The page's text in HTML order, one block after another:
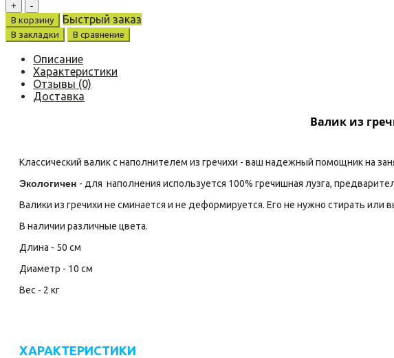
В корзину Быстрый заказ
В закладки В сравнение
Описание
Характеристики
Отзывы (0)
Доставка
Валик из
Классический валик с наполнителем из гречихи - ваш надежный помощник на
Экологичен - для наполнения используется 100% гречишная лузга,
Валики из гречихи не сминается и не деформируется. Его не нужно стирать
В наличии различные цвета.
Длина - 50 см
Диаметр - 10 см
Вес - 2 кг
ХАРАКТЕРИСТИКИ